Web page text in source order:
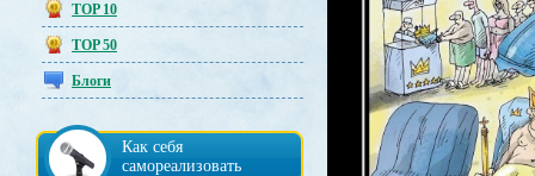
TOP 10
TOP 50
Блоги
Как себя
самореализовать